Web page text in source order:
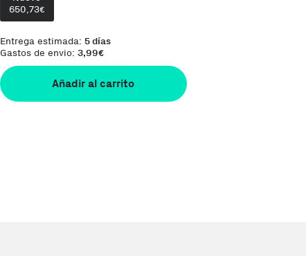
650,73€
Entrega estimada: 5 días
Gastos de envio: 3,99€
Añadir al carrito